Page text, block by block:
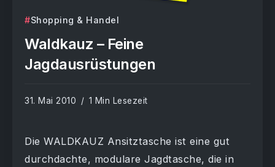
Shopping & Handel
Waldkauz – Feine
Jagdausrüstungen
31. Mai 2010 1 Min Lesezeit
Die WALDKAUZ Ansitztasche ist eine gut
durchdachte, modulare Jagdtasche, die in